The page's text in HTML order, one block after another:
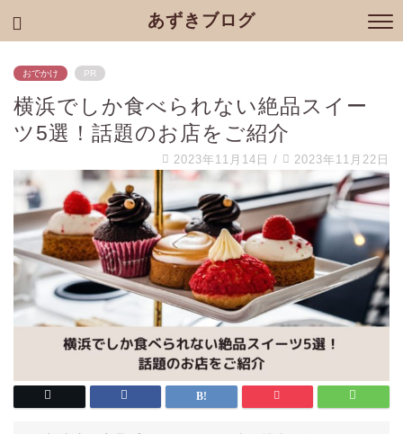
あずきブログ
おでかけ PR
横浜でしか食べられない絶品スイー
ツ5選！話題のお店をご紹介
2023年11月14日 / 2023年11月22日